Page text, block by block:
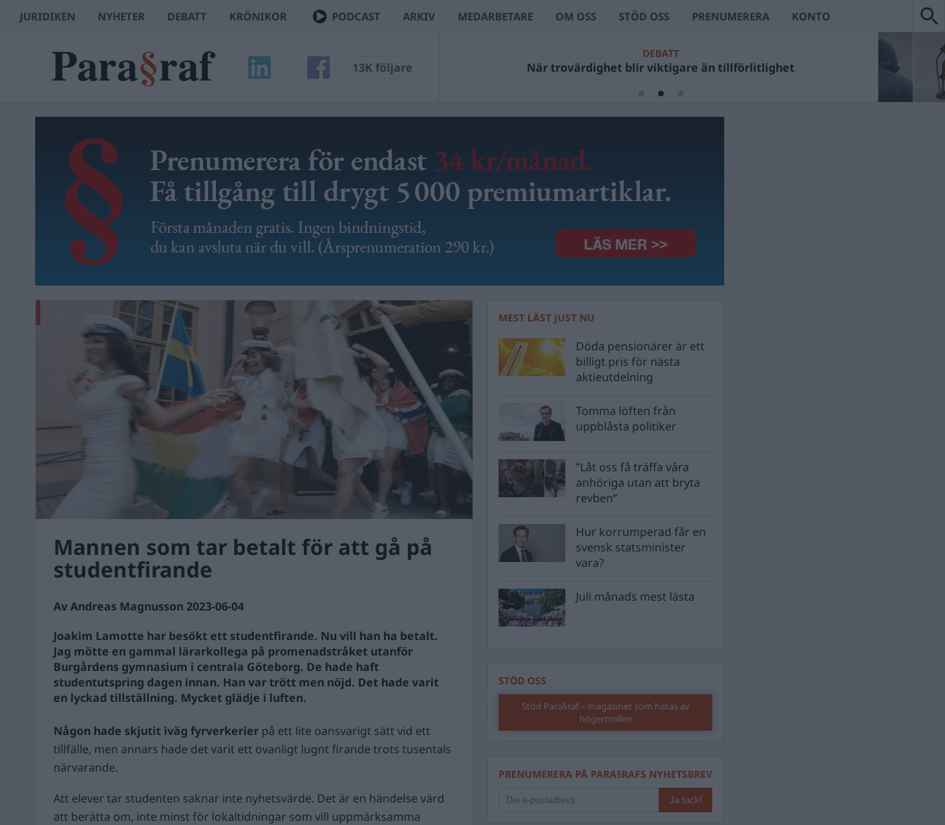
JURIDIKEN NYHETER DEBATT KRÖNIKOR PODCAST ARKIV MEDARBETARE OM OSS STÖD OSS PRENUMERERA KONTO
13K följare
DEBATT
När trovärdighet blir viktigare än tillförlitlighet
Mannen som tar betalt för att gå på
studentfirande
Av Andreas Magnusson 2023-06-04
Joakim Lamotte har besökt ett studentfirande. Nu vill han ha betalt.
Jag mötte en gammal lärarkollega på promenadstråket utanför
Burgårdens gymnasium i centrala Göteborg. De hade haft
studentutspring dagen innan. Han var trött men nöjd. Det hade varit
en lyckad tillställning. Mycket glädje i luften.
Någon hade skjutit iväg fyrverkerier på ett lite oansvarigt sätt vid ett
tillfälle, men annars hade det varit ett ovanligt lugnt firande trots tusentals
närvarande.
Att elever tar studenten saknar inte nyhetsvärde. Det är en händelse värd
att berätta om, inte minst för lokaltidningar som vill uppmärksamma
MEST LÄST JUST NU
Döda pensionärer är ett
billigt pris för nästa
aktieutdelning
Tomma löften från
uppblåsta politiker
”Låt oss få träffa våra
anhöriga utan att bryta
revben”
Hur korrumperad får en
svensk statsminister
vara?
Juli månads mest lästa
STÖD OSS
Stöd Para§raf – magasinet som hatas av
högertrollen
PRENUMERERA PÅ PARA§RAFS NYHETSBREV